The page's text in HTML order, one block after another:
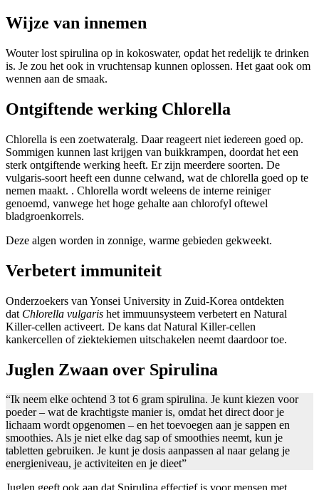
Wijze van innemen
Wouter lost spirulina op in kokoswater, opdat het redelijk te drinken
is. Je zou het ook in vruchtensap kunnen oplossen. Het gaat ook om
wennen aan de smaak.
Ontgiftende werking Chlorella
Chlorella is een zoetwateralg. Daar reageert niet iedereen goed op.
Sommigen kunnen last krijgen van buikkrampen, doordat het een
sterk ontgiftende werking heeft. Er zijn meerdere soorten. De
vulgaris-soort heeft een dunne celwand, wat de chlorella goed op te
nemen maakt. . Chlorella wordt weleens de interne reiniger
genoemd, vanwege het hoge gehalte aan chlorofyl oftewel
bladgroenkorrels.
Deze algen worden in zonnige, warme gebieden gekweekt.
Verbetert immuniteit
Onderzoekers van Yonsei University in Zuid-Korea ontdekten
dat Chlorella vulgaris het immuunsysteem verbetert en Natural
Killer-cellen activeert. De kans dat Natural Killer-cellen
kankercellen of ziektekiemen uitschakelen neemt daardoor toe.
Juglen Zwaan over Spirulina
“Ik neem elke ochtend 3 tot 6 gram spirulina. Je kunt kiezen voor
poeder – wat de krachtigste manier is, omdat het direct door je
lichaam wordt opgenomen – en het toevoegen aan je sappen en
smoothies. Als je niet elke dag sap of smoothies neemt, kun je
tabletten gebruiken. Je kunt je dosis aanpassen al naar gelang je
energieniveau, je activiteiten en je dieet”